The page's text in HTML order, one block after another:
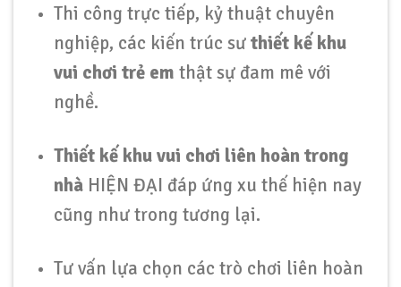
Thi công trực tiếp, kỷ thuật chuyên
nghiệp, các kiến trúc sưthiết kế khu
vui chơi trẻ em thật sự đam mê với
nghề.
Thiết kế khu vui chơi liên hoàn trong
nhàHIỆN ĐẠI đáp ứng xu thế hiện nay
cũng như trong tương lại.
Tư vấn lựa chọn các trò chơi liên hoàn